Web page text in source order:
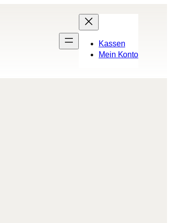
Kassen
Mein Konto